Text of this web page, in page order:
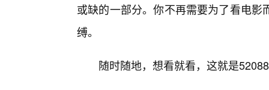
或缺的一部分。你不再需要为了看电
缚。
随时随地，想看就看，这就是